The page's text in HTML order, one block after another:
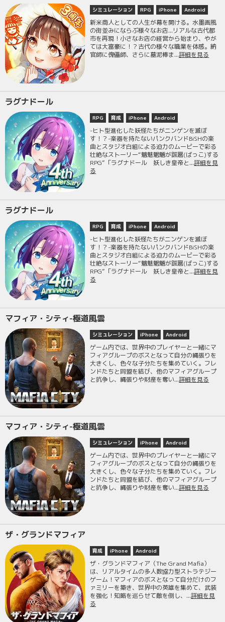
シミュレーション RPG iPhone Android
新米商人としての人生が幕を開ける。水墨画風
の街並みにならぶ様々なお店...リアルな古代都
市を再現！小さなお店の経営から始まり、やが
ては大富豪に！？古代の様々な職業を体感。納
官師に傀儡師、さらに墓泥棒ま...詳細を見る
ラグナドール
RPG 育成 iPhone Android
-ヒト型進化した妖怪たちがニンゲンを滅ぼ
す！？-楽器を持たないパンクバンドBiSHの楽
曲とスタジオ白組による迫力のムービーで彩る
壮絶なストーリー“魑魅魍魎が跋扈(ばっこ)する
RPG”「ラグナドール 妖しき皇帝と...詳細を見
る
ラグナドール
RPG 育成 iPhone Android
-ヒト型進化した妖怪たちがニンゲンを滅ぼ
す！？-楽器を持たないパンクバンドBiSHの楽
曲とスタジオ白組による迫力のムービーで彩る
壮絶なストーリー“魑魅魍魎が跋扈(ばっこ)する
RPG”「ラグナドール 妖しき皇帝と...詳細を見
る
マフィア・シティ-極道風雲
シミュレーション iPhone Android
ゲーム内では、世界中のプレイヤーと一緒にマ
フィアグループのボスとなって自分の縄張りを
大きくし、色々な子分たちを集めていく。フレ
ンドたちと同盟を結び、他のマフィアグループ
と抗争し、縄張りや財産を奪い...詳細を見る
マフィア・シティ-極道風雲
シミュレーション iPhone Android
ゲーム内では、世界中のプレイヤーと一緒にマ
フィアグループのボスとなって自分の縄張りを
大きくし、色々な子分たちを集めていく。フレ
ンドたちと同盟を結び、他のマフィアグループ
と抗争し、縄張りや財産を奪い...詳細を見る
ザ・グランドマフィア
育成 iPhone Android
ザ・グランドマフィア（The Grand Mafia）
は、リアルタイムの多人数協力型ストラテジー
ゲーム！マフィアのボスとなって自分だけのフ
ァミリーを築き、世界中の英雄を集めて、武装
を強化！知略を巡らせて敵を倒し、...詳細を見
る